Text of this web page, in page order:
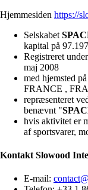
Hjemmesiden https://
Selskabet
kapital på
Registreret
maj 2008
med hjemsted
FRANCE ,
repræsenteret
benævnt "
hvis aktivitet er
af sportsvarer,
Kontakt Slowood
E-mail: